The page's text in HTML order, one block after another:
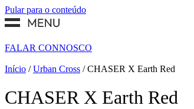
Pular para o conteúdo
FALAR CONNOSCO
Início /Urban Cross / CHASER X Earth Red
CHASER X Earth Red